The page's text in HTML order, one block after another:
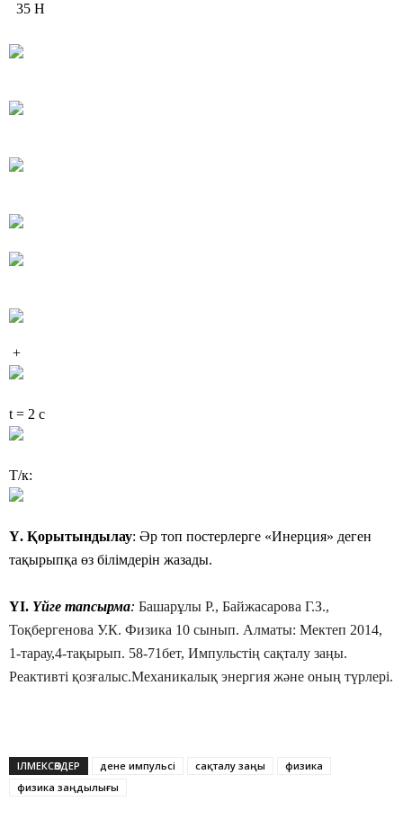
35 Н
+
t = 2 c
Т/к:
Ү. Қорытындылау: Әр топ постерлерге «Инерция» деген
тақырыпқа өз білімдерін жазады.
ҮІ. Үйге тапсырма: Башарұлы Р., Байжасарова Г.З.,
Тоқбергенова У.К. Физика 10 сынып. Алматы: Мектеп 2014,
1-тарау,4-тақырып. 58-71бет, Импульстің сақталу заңы.
Реактивті қозғалыс.Механикалық энергия және оның түрлері.
ІЛМЕКСӨЗДЕР дене импульсі сақталу заңы
физика
физика заңдылығы